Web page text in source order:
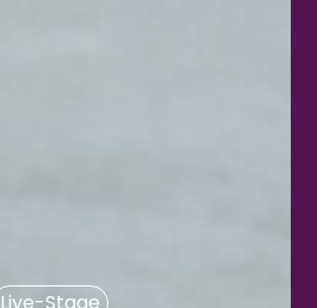
Live-Stage